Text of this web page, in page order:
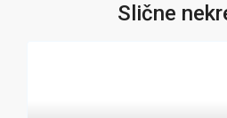
Slične